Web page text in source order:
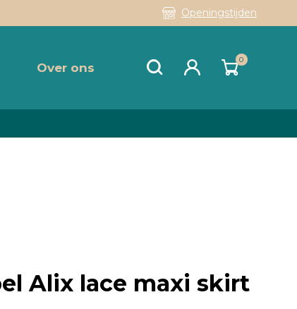
Openingstijden
Over ons
0
Alix lace maxi skirt